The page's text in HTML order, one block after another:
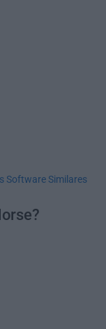
Software Similares